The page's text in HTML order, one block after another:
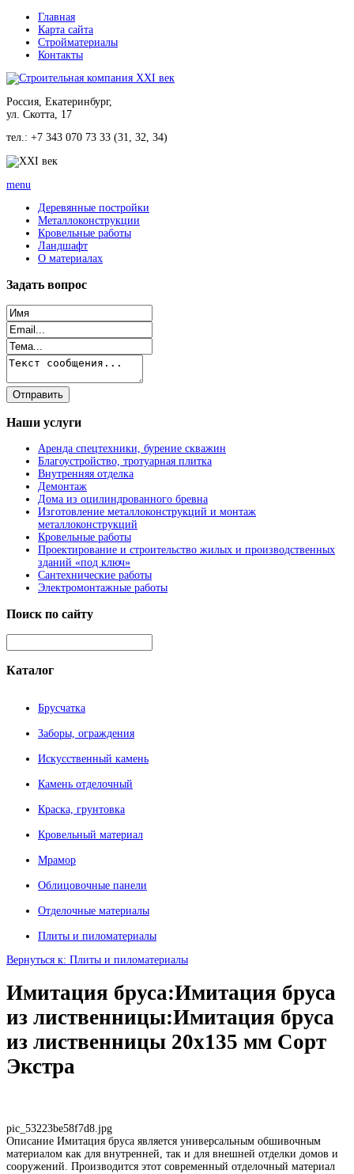
Главная
Карта сайта
Стройматериалы
Контакты
Россия, Екатеринбург,
ул. Скотта, 17
тел.: +7 343 070 73 33 (31, 32, 34)
menu
Деревянные постройки
Металлоконструкции
Кровельные работы
Ландшафт
О материалах
Задать вопрос
Наши услуги
Аренда спецтехники, бурение скважин
Благоустройство, тротуарная плитка
Внутренняя отделка
Демонтаж
Дома из оцилиндрованного бревна
Изготовление металлоконструкций и монтаж
металлоконструкций
Кровельные работы
Проектирование и строительство жилых и производственных
зданий «под ключ»
Сантехнические работы
Электромонтажные работы
Поиск по сайту
Каталог
Брусчатка
Заборы, ограждения
Искусственный камень
Камень отделочный
Краска, грунтовка
Кровельный материал
Мрамор
Облицовочные панели
Отделочные материалы
Плиты и пиломатериалы
Вернуться к: Плиты и пиломатериалы
Имитация бруса:Имитация бруса
из лиственницы:Имитация бруса
из лиственницы 20х135 мм Сорт
Экстра
pic_53223be58f7d8.jpg
Описание Имитация бруса является универсальным обшивочным
материалом как для внутренней, так и для внешней отделки домов и
сооружений. Производится этот современный отделочный материал